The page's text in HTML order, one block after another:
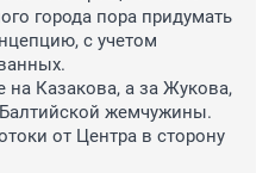
города пора придумать
с учетом
на Казакова, а за Жукова,
жемчужины.
от Центра в сторону